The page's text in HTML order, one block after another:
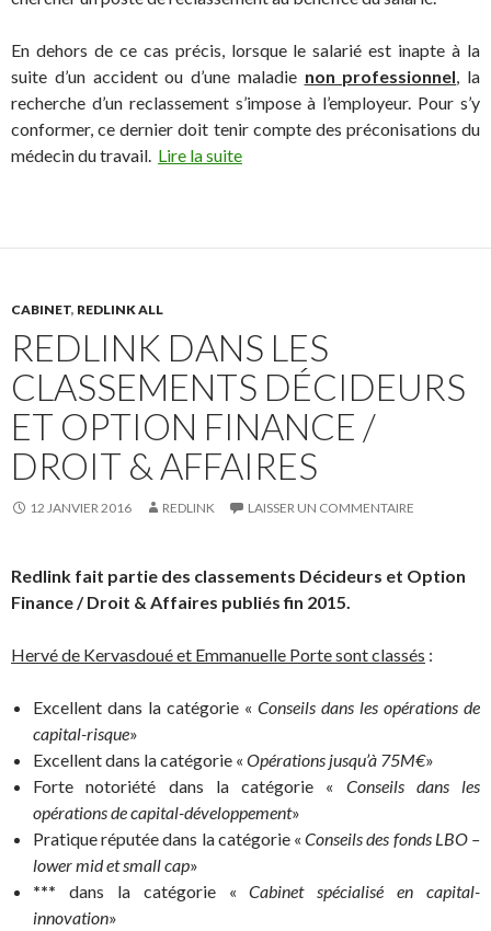
En dehors de ce cas précis, lorsque le salarié est inapte à la
suite d’un accident ou d’une maladie non professionnel, la
recherche d’un reclassement s’impose à l’employeur. Pour s’y
conformer, ce dernier doit tenir compte des préconisations du
médecin du travail. Lire la suite
CABINET, REDLINK ALL
REDLINK DANS LES
CLASSEMENTS DÉCIDEURS
ET OPTION FINANCE /
DROIT & AFFAIRES
12 JANVIER 2016 REDLINK LAISSER UN COMMENTAIRE
Redlink fait partie des classements Décideurs et Option
Finance / Droit & Affaires publiés fin 2015.
Hervé de Kervasdoué et Emmanuelle Porte sont classés :
Excellent dans la catégorie « Conseils dans les opérations de
capital-risque»
Excellent dans la catégorie « Opérations jusqu’à 75M€»
Forte notoriété dans la catégorie « Conseils dans les
opérations de capital-développement»
Pratique réputée dans la catégorie «Conseils des fonds LBO –
lower mid et small cap»
*** dans la catégorie «Cabinet spécialisé en capital-
innovation»